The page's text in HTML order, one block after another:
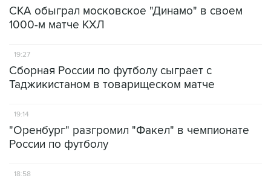
СКА обыграл московское "Динамо" в своем
1000-м матче КХЛ
19:27
Сборная России по футболу сыграет с
Таджикистаном в товарищеском матче
19:14
"Оренбург" разгромил "Факел" в чемпионате
России по футболу
18:58